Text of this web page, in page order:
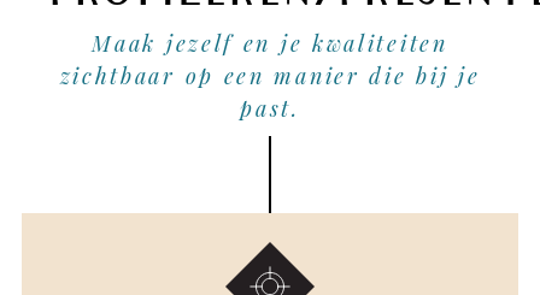
Maak jezelf en je kwaliteiten
zichtbaar op een manier die bij je
past.